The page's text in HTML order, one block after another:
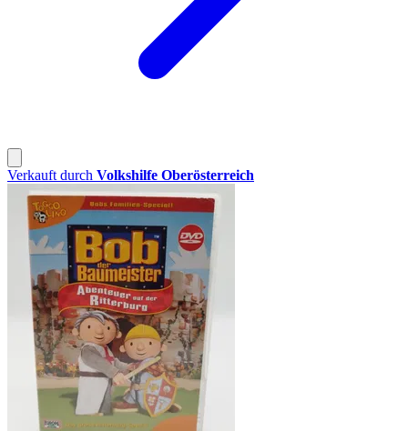
Verkauft durch Volkshilfe Oberösterreich